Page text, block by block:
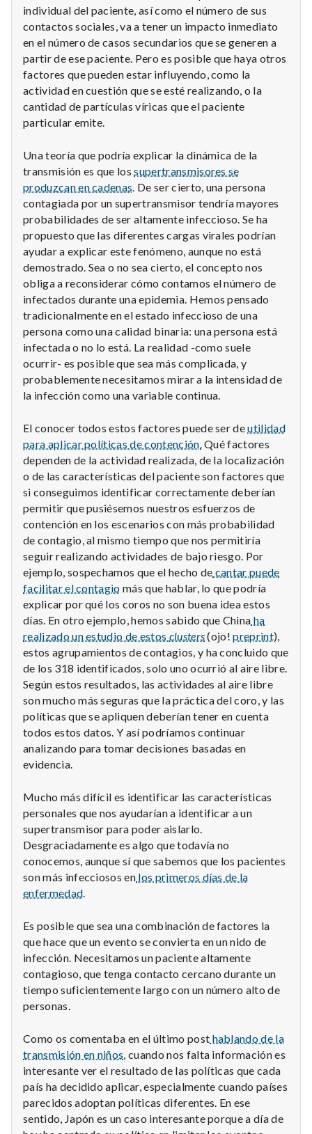
individual del paciente, así como el número de sus
contactos sociales, va a tener un impacto inmediato
en el número de casos secundarios que se generen a
partir de ese paciente. Pero es posible que haya otros
factores que pueden estar influyendo, como la
actividad en cuestión que se esté realizando, o la
cantidad de partículas víricas que el paciente
particular emite.
Una teoría que podría explicar la dinámica de la
transmisión es que lossupertransmisores se
produzcan en cadenas. De ser cierto, una persona
contagiada por un supertransmisor tendría mayores
probabilidades de ser altamente infeccioso. Se ha
propuesto que las diferentes cargas virales podrían
ayudar a explicar este fenómeno, aunque no está
demostrado. Sea o no sea cierto, el concepto nos
obliga a reconsiderar cómo contamos el número de
infectados durante una epidemia. Hemos pensado
tradicionalmente en el estado infeccioso de una
persona como una calidad binaria: una persona está
infectada o no lo está. La realidad -como suele
ocurrir- es posible que sea más complicada, y
probablemente necesitamos mirar a la intensidad de
la infección como una variable continua.
El conocer todos estos factores puede ser deutilidad
para aplicar políticas de contención.Qué factores
dependen de la actividad realizada, de la localización
o de las características del paciente son factores que
si conseguimos identificar correctamente deberían
permitir que pusiésemos nuestros esfuerzos de
contención en los escenarios con más probabilidad
de contagio, al mismo tiempo que nos permitiría
seguir realizando actividades de bajo riesgo. Por
ejemplo, sospechamos que el hecho de cantar puede
facilitar el contagio más que hablar, lo que podría
explicar por qué los coros no son buena idea estos
días. En otro ejemplo, hemos sabido que China ha
realizado un estudio de estos clusters(ojo!preprint),
estos agrupamientos de contagios, y ha concluido que
de los 318 identificados, solo uno ocurrió al aire libre.
Según estos resultados, las actividades al aire libre
son mucho más seguras que la práctica del coro, y las
políticas que se apliquen deberían tener en cuenta
todos estos datos. Y así podríamos continuar
analizando para tomar decisiones basadas en
evidencia.
Mucho más difícil es identificar las características
personales que nos ayudarían a identificar a un
supertransmisor para poder aislarlo.
Desgraciadamente es algo que todavía no
conocemos, aunque sí que sabemos que los pacientes
son más infecciosos en los primeros días de la
enfermedad.
Es posible que sea una combinación de factores la
que hace que un evento se convierta en un nido de
infección. Necesitamos un paciente altamente
contagioso, que tenga contacto cercano durante un
tiempo suficientemente largo con un número alto de
personas.
Como os comentaba en el último post hablando de la
transmisión en niños, cuando nos falta información es
interesante ver el resultado de las políticas que cada
país ha decidido aplicar, especialmente cuando países
parecidos adoptan políticas diferentes. En ese
sentido, Japón es un caso interesante porque a día de